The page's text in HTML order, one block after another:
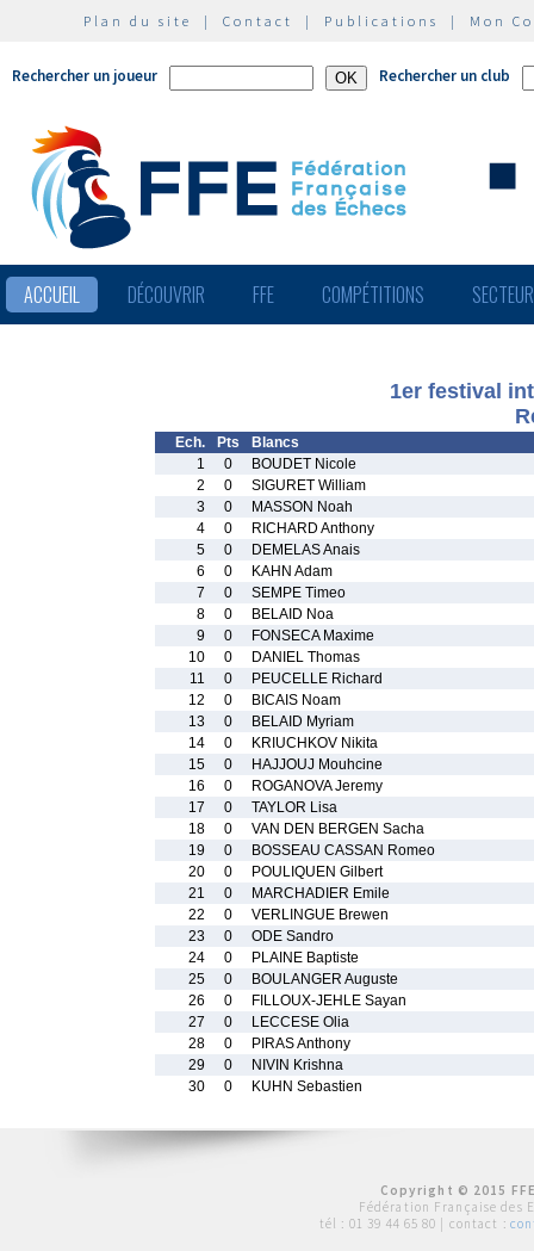
Plan du site | Contact | Publications | Mon
Rechercher un joueur Rechercher un club
ACCUEIL DÉCOUVRIR FFE COMPÉTITIONS
1er festival
Ech. Pts
Blancs
1
0
BOUDET Nicole
2
0
SIGURET William
3
0
MASSON Noah
4
0
RICHARD Anthony
5
0
DEMELAS Anais
6
0
KAHN Adam
7
0
SEMPE Timeo
8
0
BELAID Noa
9
0
FONSECA Maxime
10
0
DANIEL Thomas
11
0
PEUCELLE Richard
12
0
BICAIS Noam
13
0
BELAID Myriam
14
0
KRIUCHKOV Nikita
15
0
HAJJOUJ Mouhcine
16
0
ROGANOVA Jeremy
17
0
TAYLOR Lisa
18
0
VAN DEN BERGEN Sacha
19
0
BOSSEAU CASSAN Romeo
20
0
POULIQUEN Gilbert
21
0
MARCHADIER Emile
22
0
VERLINGUE Brewen
23
0
ODE Sandro
24
0
PLAINE Baptiste
25
0
BOULANGER Auguste
26
0
FILLOUX-JEHLE Sayan
27
0
LECCESE Olia
28
0
PIRAS Anthony
29
0
NIVIN Krishna
30
0 KUHN Sebastien
Copyright © 2015
Fédération Française des
tél : 01 39 44 65 80 | contact :